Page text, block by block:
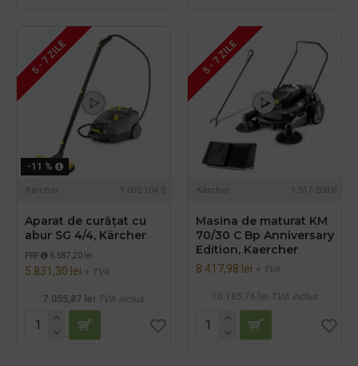
-11 %
5 - 7 ZILE
Kärcher 1.092-104.0
Aparat de curățat cu
abur SG 4/4, Kärcher
PRP 6.587,20 lei
5.831,30 lei + TVA
7.055,87 lei TVA inclus
5 - 7 ZILE
Kärcher 1.517-200.0
Masina de maturat KM
70/30 C Bp Anniversary
Edition, Kaercher
8.417,98 lei + TVA
10.185,76 lei TVA inclus